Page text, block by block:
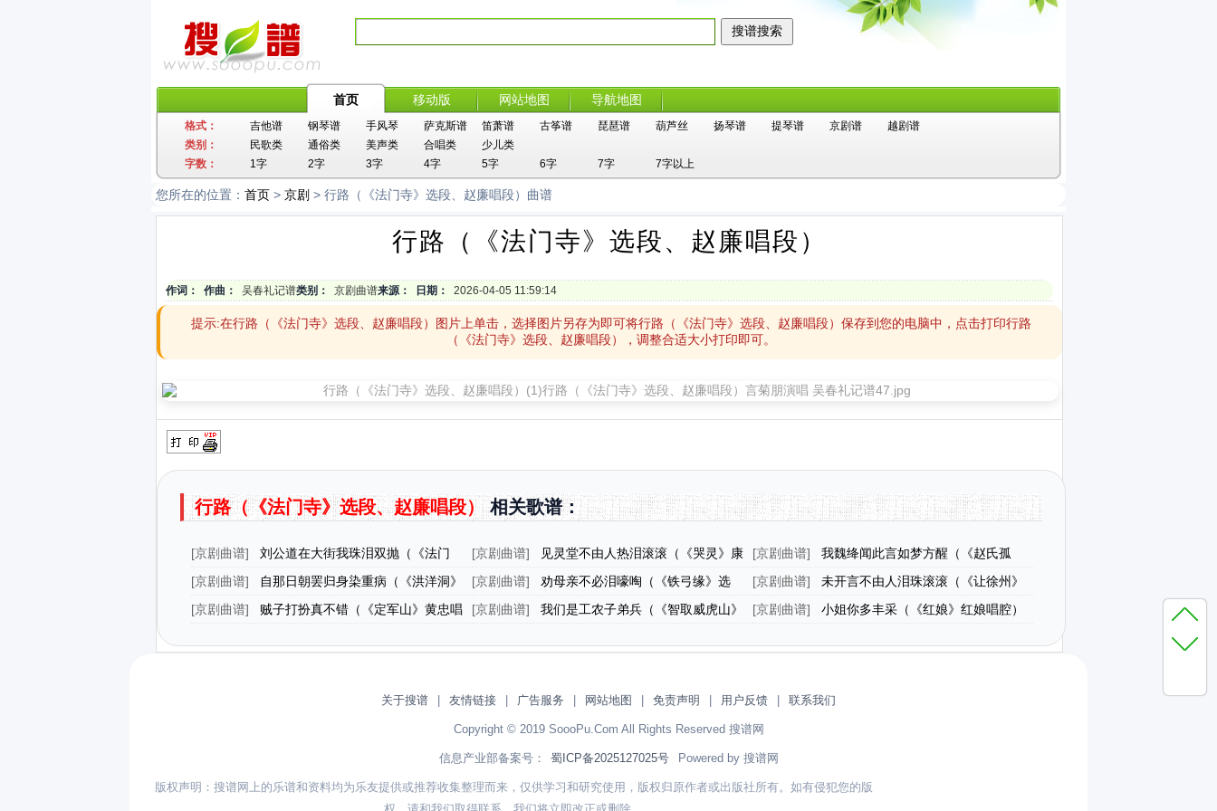
首页 移动版 网站地图 导航地图
格式： 吉他谱 钢琴谱 手风琴 萨克斯谱 笛萧谱 古筝谱 琵琶谱 葫芦丝 扬琴谱 提琴谱 京剧谱
越剧谱
类别：
民歌类 通俗类 美声类 合唱类
少儿类
字数：
1字 2字 3字 4字 5字 6字 7字 7字以上
您所在的位置： 首页 > 京剧 > 行路（《法门寺》选段、赵廉唱段）曲谱
行路（《法门寺》选段、赵廉唱段）
作词： 作曲： 吴春礼记谱类别： 京剧曲谱来源： 日期： 2026-04-05 11:59:14
提示:在行路（《法门寺》选段、赵廉唱段）图片上单击，选择图片另存为即可将行路（《法门寺》选段、赵廉唱段）保存到您的电脑中，点击打印行路
（《法门寺》选段、赵廉唱段），调整合适大小打印即可。
行路（《法门寺》选段、赵廉唱段）相关歌谱：
[京剧曲谱]
刘公道在大街我珠泪双抛（《法门
寺》选段、琴谱）
[京剧曲谱]
见灵堂不由人热泪滚滚（《哭灵》康
氏唱腔）
[京剧曲谱]
我魏绛闻此言如梦方醒（《赵氏孤
儿》魏绛唱段、琴谱）
[京剧曲谱]
自那日朝罢归身染重病（《洪洋洞》
选段）（京胡伴奏谱）
[京剧曲谱]
劝母亲不必泪嚎啕（《铁弓缘》选
段、陈月英唱段）
[京剧曲谱]
未开言不由人泪珠滚滚（《让徐州》
陶谦唱段）
[京剧曲谱]
贼子打扮真不错（《定军山》黄忠唱
[京剧曲谱]
我们是工农子弟兵（《智取威虎山》
[京剧曲谱] 小姐你多丰采（《红娘》红娘唱腔）
关于搜谱 友情链接 广告服务 网站地图 免责声明 用户反馈 联系我们
Copyright © 2019 SoooPu.Com All Rights Reserved 搜谱网
信息产业部备案号： 蜀ICP备2025127025号 Powered by 搜谱网
版权声明：搜谱网上的乐谱和资料均为乐友提供或推荐收集整理而来，仅供学习和研究使用，版权归原作者或出版社所有。如有侵犯您的版